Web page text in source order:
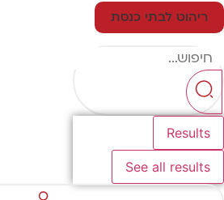
ריהוט לבתי כנסת
Results
See all results